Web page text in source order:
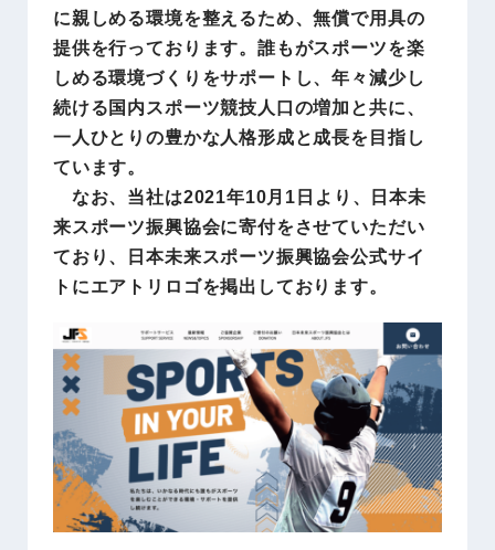
に親しめる環境を整えるため、無償で用具の
提供を行っております。誰もがスポーツを楽
しめる環境づくりをサポートし、年々減少し
続ける国内スポーツ競技人口の増加と共に、
一人ひとりの豊かな人格形成と成長を目指し
ています。
なお、当社は2021年10月1日より、日本未
来スポーツ振興協会に寄付をさせていただい
ており、日本未来スポーツ振興協会公式サイ
トにエアトリロゴを掲出しております。